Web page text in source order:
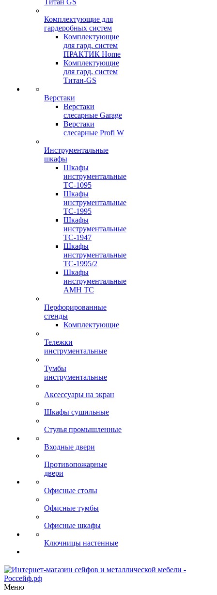
Титан GS
Комплектующие для
гардеробных систем
Комплектующие
для гард. систем
ПРАКТИК Home
Комплектующие
для гард. систем
Титан-GS
Верстаки
Верстаки
слесарные Garage
Верстаки
слесарные Profi W
Инструментальные
шкафы
Шкафы
инструментальные
TC-1095
Шкафы
инструментальные
TC-1995
Шкафы
инструментальные
TC-1947
Шкафы
инструментальные
TC-1995/2
Шкафы
инструментальные
AMH TC
Перфорированные
стенды
Комплектующие
Тележки
инструментальные
Тумбы
инструментальные
Аксессуары на экран
Шкафы сушильные
Стулья промышленные
Входные двери
Противопожарные
двери
Офисные столы
Офисные тумбы
Офисные шкафы
Ключницы настенные
Меню